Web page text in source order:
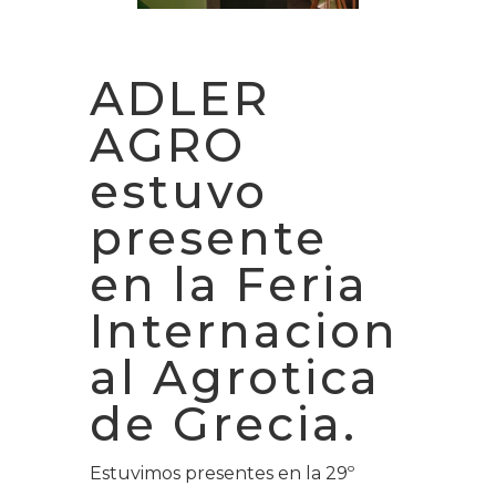
ADLER
AGRO
estuvo
presente
en la Feria
Internacion
al Agrotica
de Grecia.
Estuvimos presentes en la 29º